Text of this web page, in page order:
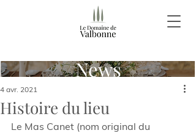
News
Histoire du lieu
4 avr. 2021
Le Mas Canet (nom original du